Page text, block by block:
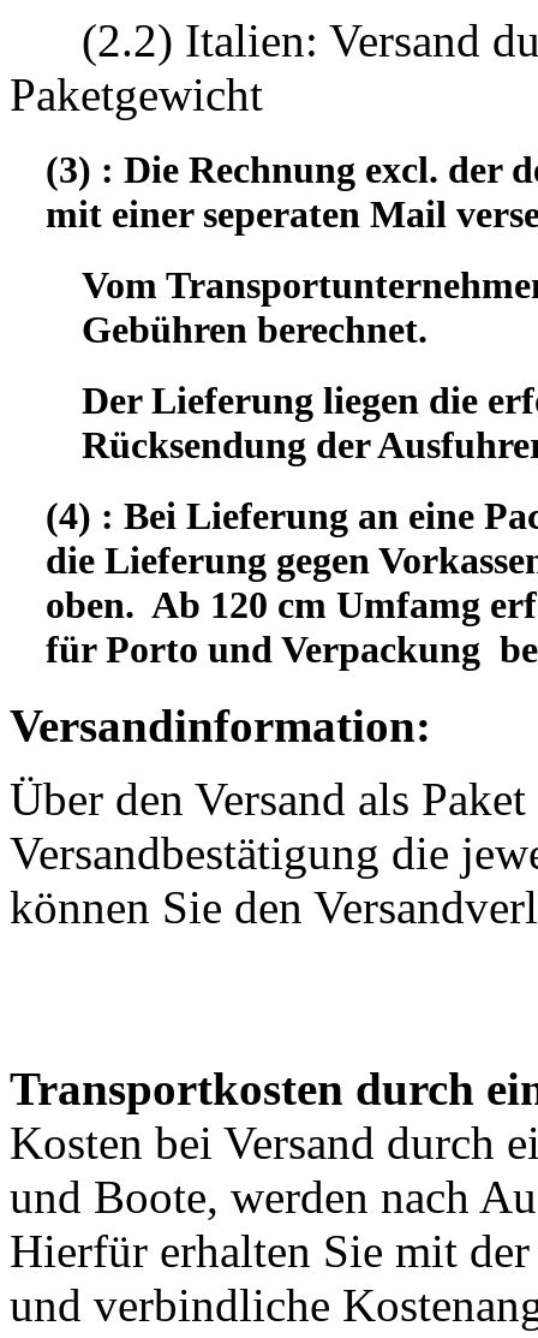
(2.2) Italien: Versand
Paketgewicht
(3) : Die Rechnung excl. der
mit einer seperaten Mail
Vom
Gebühren berechnet.
Der Lieferung liegen die
Rücksendung der
(4) : Bei Lieferung an eine
die Lieferung gegen
oben. Ab 120 cm Umfamg
für Porto und Verpackung
Versandinformation:
Über den Versand als
Versandbestätigung die
können Sie den
Transportkosten durch
Kosten bei Versand durch
und Boote, werden nach
Hierfür erhalten Sie mit
und verbindliche